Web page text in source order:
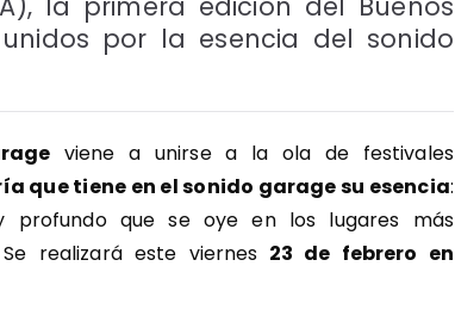
por la esencia del sonido
viene a unirse a la ola de festivales
que tiene en el sonido garage su esencia:
profundo que se oye en los lugares más
realizará este viernes 23 de febrero en